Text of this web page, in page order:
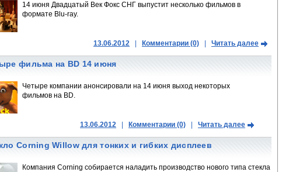
14 июня Двадцатый Век Фокс СНГ выпустит несколько фильмов в
формате Blu-ray.
13.06.2012 Комментарии (0) Читать далее
фильма на BD 14 июня
Четыре компании анонсировали на 14 июня выход некоторых
фильмов на BD.
13.06.2012 Комментарии (0) Читать далее
Corning Willow для тонких и гибких дисплеев
Компания Corning собирается наладить производство нового типа стекла